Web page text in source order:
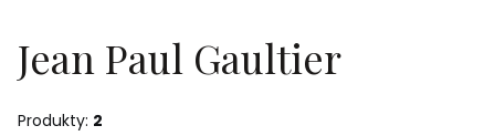
Jean Paul Gaultier
Produkty: 2